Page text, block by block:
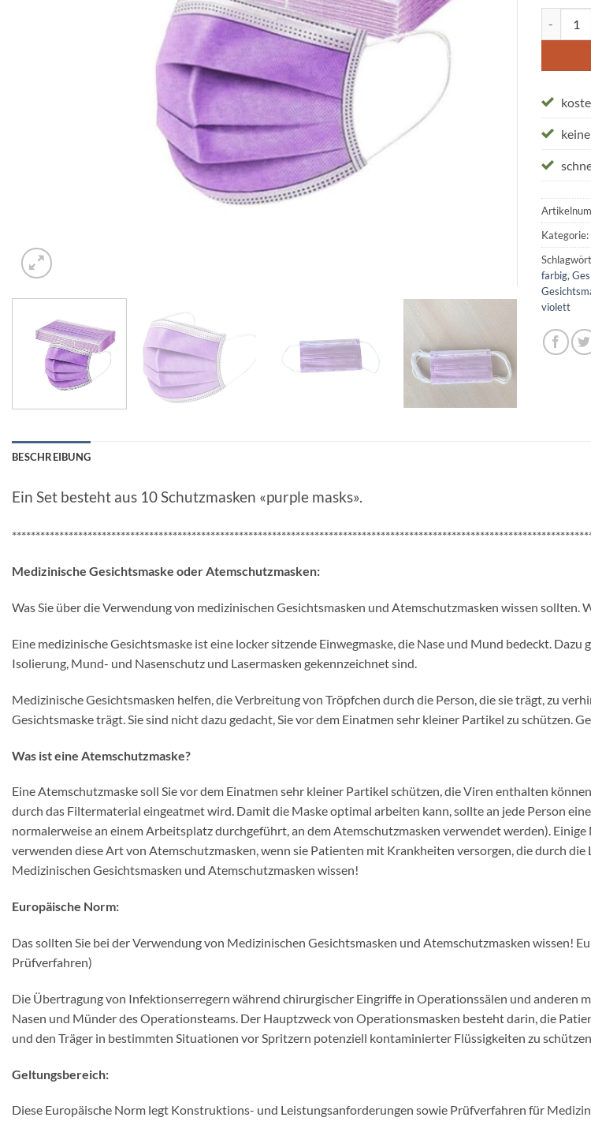
Kategorie:
farbig,
violett
BESCHREIBUNG
Ein Set besteht aus 10 Schutzmasken «purple masks».
Medizinische Gesichtsmaske oder Atemschutzmasken:
Was Sie über die Verwendung von medizinischen Gesichtsmasken und Atemschutzmasken wissen sollten.
Eine medizinische Gesichtsmaske ist eine locker sitzende Einwegmaske, die Nase und Mund bedeckt.
Isolierung, Mund- und Nasenschutz und Lasermasken gekennzeichnet sind.
Medizinische Gesichtsmasken helfen, die Verbreitung von Tröpfchen durch die Person, die sie trägt, zu
Gesichtsmaske trägt. Sie sind nicht dazu gedacht, Sie vor dem Einatmen sehr kleiner Partikel zu schützen.
Was ist eine Atemschutzmaske?
Eine Atemschutzmaske soll Sie vor dem Einatmen sehr kleiner Partikel schützen, die Viren enthalten
durch das Filtermaterial eingeatmet wird. Damit die Maske optimal arbeiten kann, sollte an jede Person
normalerweise an einem Arbeitsplatz durchgeführt, an dem Atemschutzmasken verwendet werden).
verwenden diese Art von Atemschutzmasken, wenn sie Patienten mit Krankheiten versorgen, die durch
Medizinischen Gesichtsmasken und Atemschutzmasken wissen!
Europäische Norm:
Das sollten Sie bei der Verwendung von Medizinischen Gesichtsmasken und Atemschutzmasken wissen!
Prüfverfahren)
Die Übertragung von Infektionserregern während chirurgischer Eingriffe in Operationssälen und anderen
Nasen und Münder des Operationsteams. Der Hauptzweck von Operationsmasken besteht darin, die
und den Träger in bestimmten Situationen vor Spritzern potenziell kontaminierter Flüssigkeiten zu schützen.
Geltungsbereich:
Diese Europäische Norm legt Konstruktions- und Leistungsanforderungen sowie Prüfverfahren für